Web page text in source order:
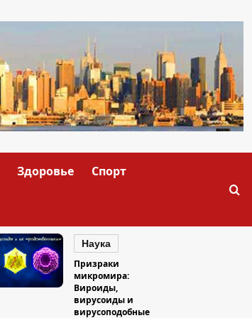
Здоровье Спорт
Наука
Призраки
микромира:
Вироиды,
вирусоиды и
вирусоподобные